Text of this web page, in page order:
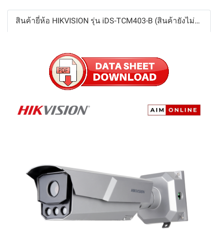
สินค้ายี่ห้อ HIKVISION รุ่น iDS-TCM403-B (สินค้ายังไม่รวมภาษีมูลค่าเพิ่ม,ค่าขนส่ง ,ราคาอาจมีการเปลี่ยนแปลงได้ โดยไม่แจ้งให้ทราบล่วงหน้า)